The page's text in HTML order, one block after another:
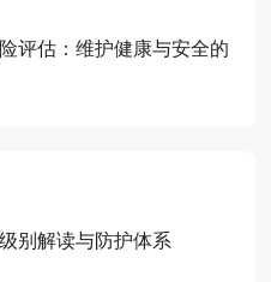
评估：维护健康与安全的
别解读与防护体系